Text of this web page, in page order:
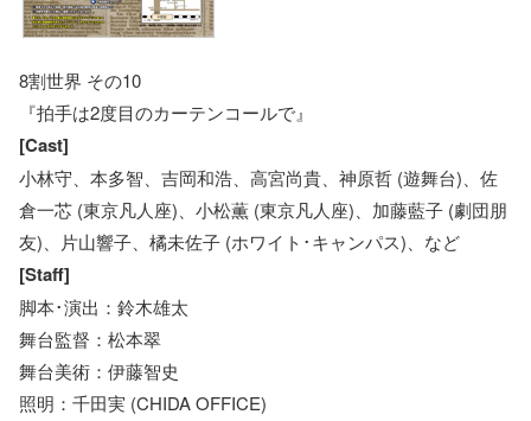
8割世界 その10
『拍手は2度目のカーテンコールで』
[Cast]
小林守、本多智、吉岡和浩、高宮尚貴、神原哲 (遊舞台)、佐
倉一芯 (東京凡人座)、小松薫 (東京凡人座)、加藤藍子 (劇団朋
友)、片山響子、橘未佐子 (ホワイト･キャンパス)、など
[Staff]
脚本･演出：鈴木雄太
舞台監督：松本翠
舞台美術：伊藤智史
照明：千田実 (CHIDA OFFICE)